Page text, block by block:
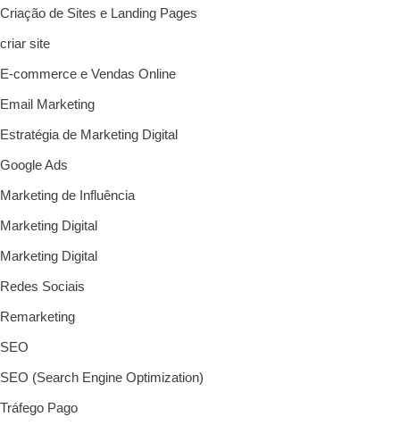
Criação de Sites e Landing Pages
criar site
E-commerce e Vendas Online
Email Marketing
Estratégia de Marketing Digital
Google Ads
Marketing de Influência
Marketing Digital
Marketing Digital
Redes Sociais
Remarketing
SEO
SEO (Search Engine Optimization)
Tráfego Pago